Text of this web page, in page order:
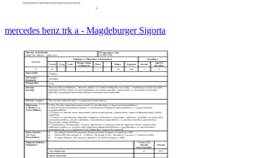
mercedes benz trk a - Magdeburger Sigorta